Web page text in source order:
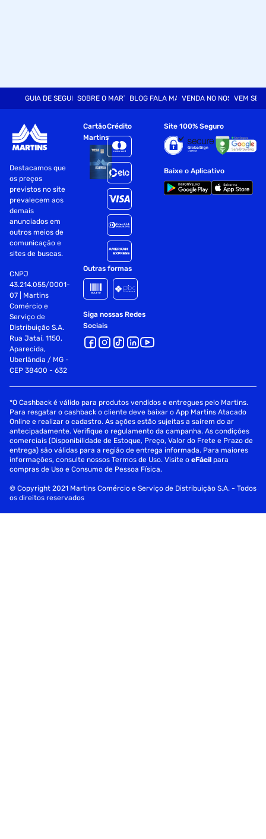
GUIA DE SEGURANÇASOBRE O MARTINSBLOG FALA MARTVENDA NO NOSSO SITE
VEM SER
Destacamos que
os preços
previstos no site
prevalecem aos
demais
anunciados em
outros meios de
comunicação e
sites de buscas.
CNPJ
43.214.055/0001-
07 | Martins
Comércio e
Serviço de
Distribuição S.A.
Rua Jataí, 1150,
Aparecida,
Uberlândia / MG -
CEP 38400 - 632
Cartão
Martins
Crédito
Outras formas
Siga nossas Redes
Sociais
Site 100% Seguro
Baixe o Aplicativo
*O Cashback é válido para produtos vendidos e entregues pelo Martins.
Para resgatar o cashback o cliente deve baixar o App Martins Atacado
Online e realizar o cadastro. As ações estão sujeitas a saírem do ar
antecipadamente. Verifique o regulamento da campanha. As condições
comerciais (Disponibilidade de Estoque, Preço, Valor do Frete e Prazo de
entrega) são válidas para a região de entrega informada. Para maiores
informações, consulte nossos Termos de Uso. Visite oeFácil para
compras de Uso e Consumo de Pessoa Física.
© Copyright 2021 Martins Comércio e Serviço de Distribuição S.A. - Todos
os direitos reservados